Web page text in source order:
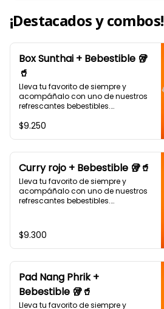
¡Destacados y combos!
Box Sunthai + Bebestible 🥡
🥤
Lleva tu favorito de siempre y
acompáñalo con uno de nuestros
refrescantes bebestibles.
bases, proteínas, verduras y salsas
$9.250
Curry rojo + Bebestible 🥡🥤
Lleva tu favorito de siempre y
acompáñalo con uno de nuestros
refrescantes bebestibles.
con salsa de curry rojo.🌶🌶 (Debe
elegir su proteína)
$9.300
Pad Nang Phrik +
Bebestible 🥡🥤
Lleva tu favorito de siempre y